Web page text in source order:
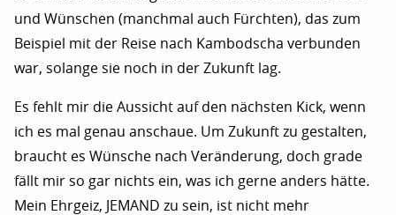
und Wünschen (manchmal auch Fürchten), das zum
Beispiel mit der Reise nach Kambodscha verbunden
war, solange sie noch in der Zukunft lag.
Es fehlt mir die Aussicht auf den nächsten Kick, wenn
ich es mal genau anschaue. Um Zukunft zu gestalten,
braucht es Wünsche nach Veränderung, doch grade
fällt mir so gar nichts ein, was ich gerne anders hätte.
Mein Ehrgeiz, JEMAND zu sein, ist nicht mehr